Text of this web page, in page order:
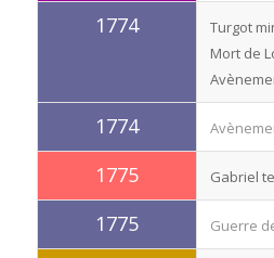
1774
Turgot
Mort de
1774
1775 Gabriel
1775 Guerre